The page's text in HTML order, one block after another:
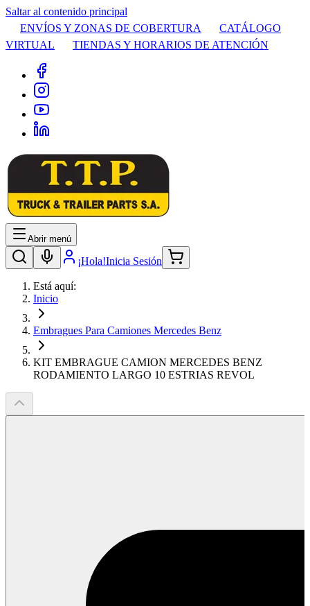
Saltar al contenido principal
ENVÍOS Y ZONAS DE COBERTURA
CATÁLOGO
VIRTUAL
TIENDAS Y HORARIOS DE ATENCIÓN
Abrir menú
¡Hola!Inicia Sesión
Está aquí:
Inicio
Embragues Para Camiones Mercedes Benz
KIT EMBRAGUE CAMION MERCEDES BENZ
RODAMIENTO LARGO 10 ESTRIAS REVOL